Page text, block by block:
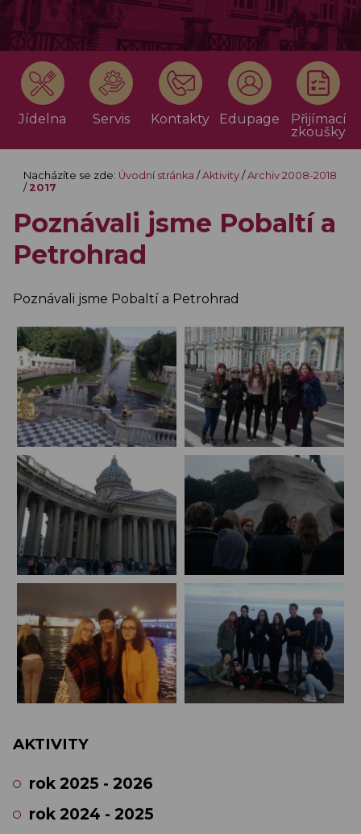
Jídelna Servis Kontakty Edupage
Přijímací
zkoušky
Nacházíte se zde: Úvodní stránka / Aktivity/ Archiv 2008-2018
/ 2017
Poznávali jsme Pobaltí a
Petrohrad
Poznávali jsme Pobaltí a Petrohrad
AKTIVITY
rok 2025 - 2026
rok 2024 - 2025